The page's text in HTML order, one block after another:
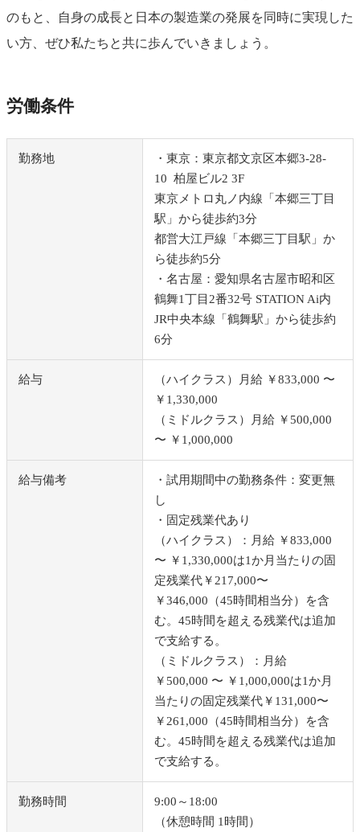
のもと、自身の成長と日本の製造業の発展を同時に実現した
い方、ぜひ私たちと共に歩んでいきましょう。
労働条件
勤務地
・東京：東京都文京区本郷3-28-
10 柏屋ビル2 3F
東京メトロ丸ノ内線「本郷三丁目
駅」から徒歩約3分
都営大江戸線「本郷三丁目駅」か
ら徒歩約5分
・名古屋：愛知県名古屋市昭和区
鶴舞1丁目2番32号 STATION Ai内
JR中央本線「鶴舞駅」から徒歩約
6分
給与
（ハイクラス）月給 ￥833,000 〜
￥1,330,000
（ミドルクラス）月給 ￥500,000
〜 ￥1,000,000
給与備考
・試用期間中の勤務条件：変更無
し
・固定残業代あり
（ハイクラス）：月給 ￥833,000
〜 ￥1,330,000は1か月当たりの固
定残業代￥217,000〜
￥346,000（45時間相当分）を含
む。45時間を超える残業代は追加
で支給する。
（ミドルクラス）：月給
￥500,000 〜 ￥1,000,000は1か月
当たりの固定残業代￥131,000〜
￥261,000（45時間相当分）を含
む。45時間を超える残業代は追加
で支給する。
勤務時間
9:00～18:00
（休憩時間 1時間）